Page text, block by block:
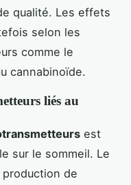
qualité. Les effets
selon les
comme le
cannabinoïde.
liés au
est
sur le sommeil. Le
de